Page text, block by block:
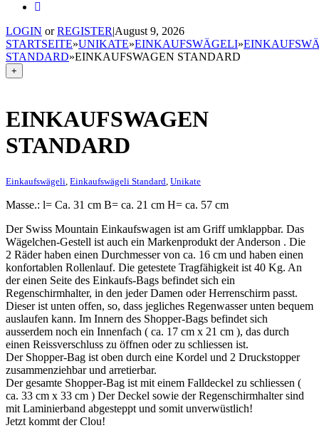
LOGIN orREGISTER|August 9, 2026
STARTSEITE»UNIKATE»EINKAUFSWÄGELI»
STANDARD»EINKAUFSWAGEN STANDARD
+
EINKAUFSWAGEN
STANDARD
Einkaufswägeli Einkaufswägeli Standard Unikate
Masse.: l= Ca. 31 cm B= ca. 21 cm H= ca. 57 cm
Der Swiss Mountain Einkaufswagen ist am Griff umklappbar. Das
Wägelchen-Gestell ist auch ein Markenprodukt der Anderson . Die
2 Räder haben einen Durchmesser von ca. 16 cm und haben einen
konfortablen Rollenlauf. Die getestete Tragfähigkeit ist 40 Kg. An
der einen Seite des Einkaufs-Bags befindet sich ein
Regenschirmhalter, in den jeder Damen oder Herrenschirm passt.
Dieser ist unten offen, so, dass jegliches Regenwasser unten bequem
auslaufen kann. Im Innern des Shopper-Bags befindet sich
ausserdem noch ein Innenfach ( ca. 17 cm x 21 cm ), das durch
einen Reissverschluss zu öffnen oder zu schliessen ist.
Der Shopper-Bag ist oben durch eine Kordel und 2 Druckstopper
zusammenziehbar und arretierbar.
Der gesamte Shopper-Bag ist mit einem Falldeckel zu schliessen (
ca. 33 cm x 33 cm ) Der Deckel sowie der Regenschirmhalter sind
mit Laminierband abgesteppt und somit unverwüstlich!
Jetzt kommt der Clou!